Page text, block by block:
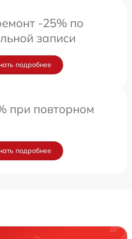
-25% по
записи
подробнее
при повторном
подробнее